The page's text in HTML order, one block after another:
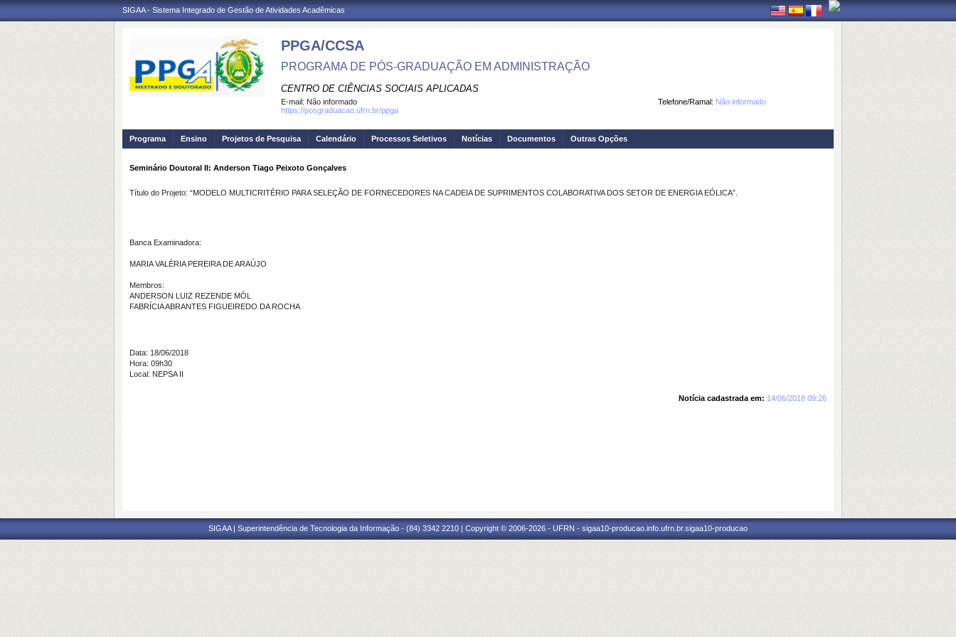
SIGAA - Sistema Integrado de Gestão de Atividades Acadêmicas
PPGA/CCSA
PROGRAMA DE PÓS-GRADUAÇÃO EM ADMINISTRAÇÃO
CENTRO DE CIÊNCIAS SOCIAIS APLICADAS
Telefone/Ramal: Não informado
E-mail: Não informado
https://posgraduacao.ufrn.br/ppga
Programa Ensino Projetos de Pesquisa Calendário Processos Seletivos Notícias Documentos Outras Opções
Seminário Doutoral II: Anderson Tiago Peixoto Gonçalves
Título do Projeto: “MODELO MULTICRITÉRIO PARA SELEÇÃO DE FORNECEDORES NA CADEIA DE SUPRIMENTOS COLABORATIVA DOS SETOR DE ENERGIA EÓLICA”.
Banca Examinadora:
MARIA VALÉRIA PEREIRA DE ARAÚJO
Membros:
ANDERSON LUIZ REZENDE MÓL
FABRÍCIA ABRANTES FIGUEIREDO DA ROCHA
Data: 18/06/2018
Hora: 09h30
Local: NEPSA II
Notícia cadastrada em: 14/06/2018 09:26
SIGAA | Superintendência de Tecnologia da Informação - (84) 3342 2210 | Copyright © 2006-2026 - UFRN - sigaa10-producao.info.ufrn.br.sigaa10-producao